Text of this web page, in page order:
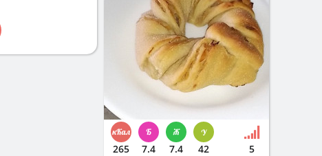
265 7.4 7.4 42 5